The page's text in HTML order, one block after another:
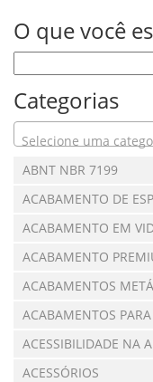
O que você
Categorias
Selecione uma
ABNT NBR 7199
ACABAMENTO DE
ACABAMENTO EM
ACABAMENTO
ACABAMENTOS
ACABAMENTOS
ACESSIBILIDADE NA
ACESSÓRIOS